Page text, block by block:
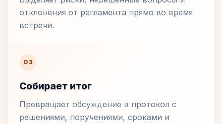
отклонения от регламента прямо во время
встречи.
03
Собирает итог
Превращает обсуждение в протокол с
решениями, поручениями, сроками и